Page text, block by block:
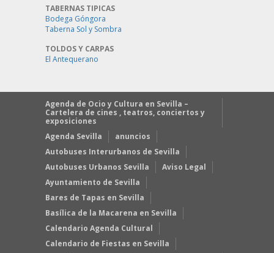
TABERNAS TIPICAS
Bodega Góngora
Taberna Sol y Sombra
TOLDOS Y CARPAS
El Antequerano
Agenda de Ocio y Cultura en Sevilla –
Cartelera de cines , teatros, conciertos y
exposiciones
Agenda Sevilla
anuncios
Autobuses Interurbanos de Sevilla
Autobuses Urbanos Sevilla
Aviso Legal
Ayuntamiento de Sevilla
Bares de Tapas en Sevilla
Basílica de la Macarena en Sevilla
Calendario Agenda Cultural
Calendario de Fiestas en Sevilla